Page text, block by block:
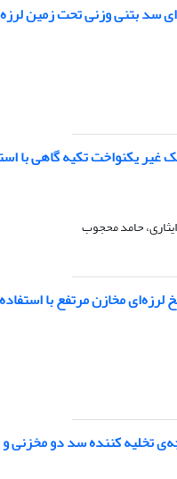
سد بتنی وزنی تحت زمین
غیر یکنواخت تکیه گاهی با
حامد محجوب
مخازن مرتفع با استفاده
تخلیه کننده سد دو